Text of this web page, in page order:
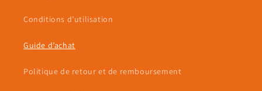
Conditions d’utilisation
Guide d’achat
Politique de retour et de remboursement